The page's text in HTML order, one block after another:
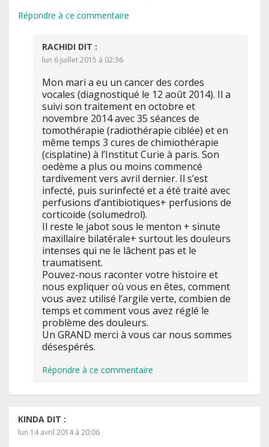
Répondre à ce commentaire
RACHIDI DIT :
lun 6 juillet 2015 à 02:36
Mon mari a eu un cancer des cordes
vocales (diagnostiqué le 12 août 2014). Il a
suivi son traitement en octobre et
novembre 2014 avec 35 séances de
tomothérapie (radiothérapie ciblée) et en
même temps 3 cures de chimiothérapie
(cisplatine) à l’Institut Curie à paris. Son
oedème a plus ou moins commencé
tardivement vers avril dernier. Il s’est
infecté, puis surinfecté et a été traité avec
perfusions d’antibiotiques+ perfusions de
corticoide (solumedrol).
Il reste le jabot sous le menton + sinute
maxillaire bilatérale+ surtout les douleurs
intenses qui ne le lâchent pas et le
traumatisent.
Pouvez-nous raconter votre histoire et
nous expliquer où vous en êtes, comment
vous avez utilisé l’argile verte, combien de
temps et comment vous avez réglé le
problème des douleurs.
Un GRAND merci à vous car nous sommes
désespérés.
Répondre à ce commentaire
KINDA DIT :
lun 14 avril 2014 à 20:06